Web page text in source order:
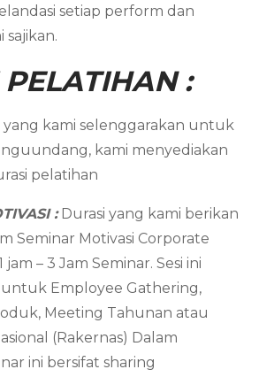
setiap perform dan
sajikan.
:
yang kami selenggarakan untuk
kami menyediakan
pelatihan
:Durasi yang kami berikan
Seminar Motivasi Corporate
– 3 Jam Seminar. Sesi ini
Employee Gathering,
Meeting Tahunan atau
(Rakernas) Dalam
ini bersifat sharing